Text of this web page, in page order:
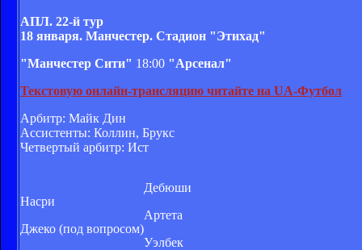
АПЛ. 22-й тур
18 января. Манчестер. Стадион "Этихад"
"Манчестер Сити" 18:00 "Арсенал"
Текстовую онлайн-трансляцию читайте на UA-Футбол
Арбитр: Майк Дин
Ассистенты: Коллин, Брукс
Четвертый арбитр: Ист
Насри
Джеко (под вопросом)
Дебюши
Артета
Уэлбек